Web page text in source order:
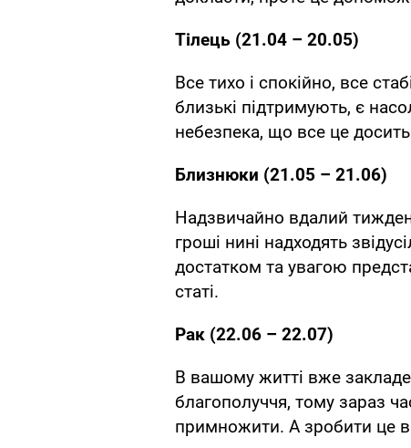
Тілець (21.04 – 20.05)
Все тихо і спокійно, все
близькі підтримують, є
небезпека, що все це
Близнюки (21.05 – 21.06)
Надзвичайно вдалий
гроші нині надходять
достатком та увагою
статі.
Рак (22.06 – 22.07)
В вашому житті вже
благополуччя, тому зараз
примножити. А зробити це